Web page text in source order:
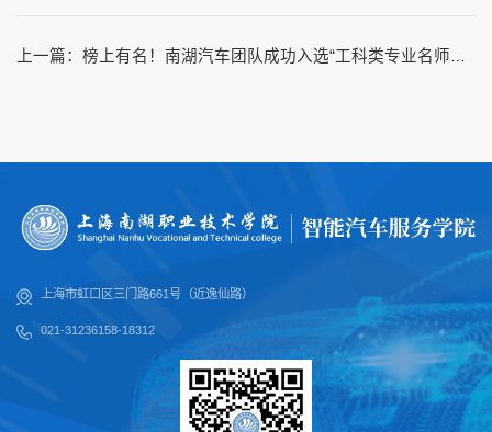
上一篇： 榜上有名！南湖汽车团队成功入选“工科类专业名师团队”培育计划
上海市虹口区三门路661号（近逸仙路）
021-31236158-18312